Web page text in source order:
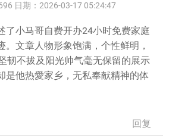
日期：2026-03-17 05:24:47
了小马哥自费开办24小时免费家庭
。文章人物形象饱满，个性鲜明，
韧不拔及阳光帅气毫无保留的展示
是他热愛家乡，无私奉献精神的体
回复